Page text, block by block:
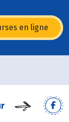
en ligne